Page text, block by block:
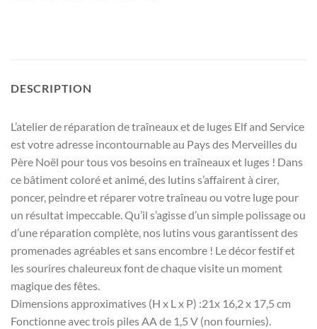
DESCRIPTION
L’atelier de réparation de traîneaux et de luges Elf and Service
est votre adresse incontournable au Pays des Merveilles du
Père Noël pour tous vos besoins en traîneaux et luges ! Dans
ce bâtiment coloré et animé, des lutins s’affairent à cirer,
poncer, peindre et réparer votre traîneau ou votre luge pour
un résultat impeccable. Qu’il s’agisse d’un simple polissage ou
d’une réparation complète, nos lutins vous garantissent des
promenades agréables et sans encombre ! Le décor festif et
les sourires chaleureux font de chaque visite un moment
magique des fêtes.
Dimensions approximatives (H x L x P) :21x 16,2 x 17,5 cm
Fonctionne avec trois piles AA de 1,5 V (non fournies).